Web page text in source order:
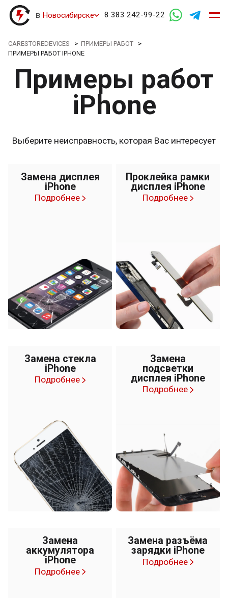
в Новосибирске 8 383 242-99-22
CARESTOREDEVICES >ПРИМЕРЫ РАБОТ >
ПРИМЕРЫ РАБОТ IPHONE
Примеры работ
iPhone
Выберите неисправность, которая Вас интересует
Замена дисплея
iPhone
Подробнее
Проклейка рамки
дисплея iPhone
Подробнее
Замена стекла
iPhone
Подробнее
Замена
подсветки
дисплея iPhone
Подробнее
Замена
аккумулятора
iPhone
Подробнее
Замена разъёма
зарядки iPhone
Подробнее